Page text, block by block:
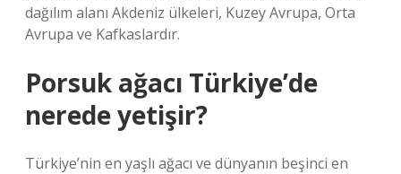
dağılım alanı Akdeniz ülkeleri, Kuzey Avrupa, Orta
Avrupa ve Kafkaslardır.
Porsuk ağacı Türkiye’de
nerede yetişir?
Türkiye’nin en yaşlı ağacı ve dünyanın beşinci en